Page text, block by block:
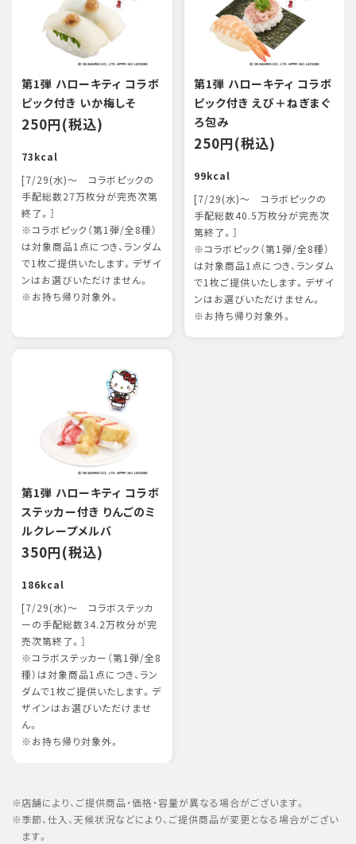
第1弾 ハローキティ コラボ
ピック付き いか梅しそ
250円(税込)
73kcal
[7/29(水)～ コラボピックの
手配総数27万枚分が完売次第
終了。］
※コラボピック（第1弾/全8種）
は対象商品1点につき、ランダム
で1枚ご提供いたします。デザイ
ンはお選びいただけません。
※お持ち帰り対象外。
第1弾 ハローキティ コラボ
ピック付き えび＋ねぎまぐ
ろ包み
250円(税込)
99kcal
[7/29(水)～ コラボピックの
手配総数40.5万枚分が完売次
第終了。］
※コラボピック（第1弾/全8種）
は対象商品1点につき、ランダム
で1枚ご提供いたします。デザイ
ンはお選びいただけません。
※お持ち帰り対象外。
第1弾 ハローキティ コラボ
ステッカー付き りんごのミ
ルクレープメルバ
350円(税込)
186kcal
[7/29(水)～ コラボステッカ
ーの手配総数34.2万枚分が完
売次第終了。］
※コラボステッカー（第1弾/全8
種）は対象商品1点につき、ラン
ダムで1枚ご提供いたします。デ
ザインはお選びいただけませ
ん。
※お持ち帰り対象外。
店舗により、ご提供商品・価格・容量が異なる場合がございます。
季節、仕入、天候状況などにより、ご提供商品が変更となる場合がござい
ます。